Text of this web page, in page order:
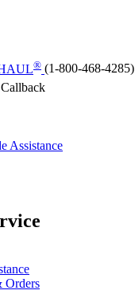
® (1-800-468-4285)
Assistance
Orders